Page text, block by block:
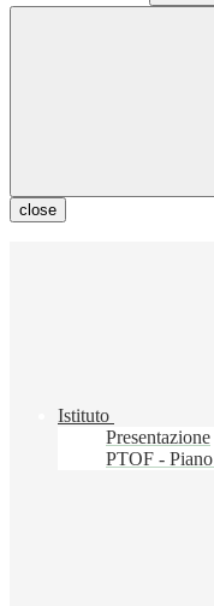
close
Istituto
Presentazione
PTOF -